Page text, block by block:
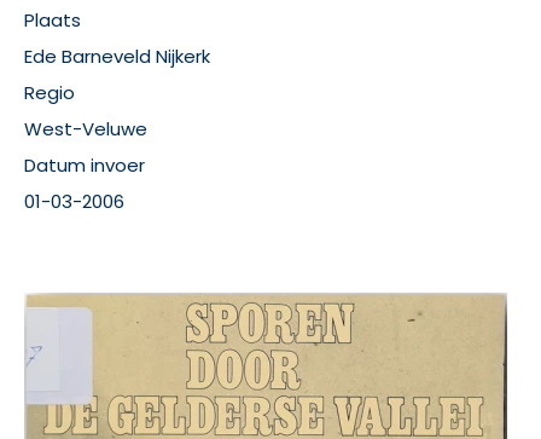
Plaats
Ede Barneveld Nijkerk
Regio
West-Veluwe
Datum invoer
01-03-2006